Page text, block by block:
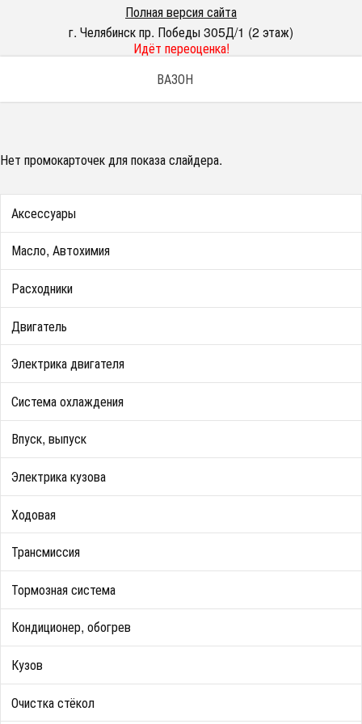
Полная версия сайта
г. Челябинск пр. Победы 305Д/1 (2 этаж)
Идёт переоценка!
ВАЗОН
Нет промокарточек для показа слайдера.
Аксессуары
Масло, Автохимия
Расходники
Двигатель
Электрика двигателя
Система охлаждения
Впуск, выпуск
Электрика кузова
Ходовая
Трансмиссия
Тормозная система
Кондиционер, обогрев
Кузов
Очистка стёкол